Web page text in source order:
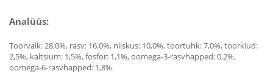
Analüüs:
Toorvalk: 28,0%, rasv: 16,0%, niiskus: 10,0%, toortuhk: 7,0%, toorkiud:
2,5%, kaltsium: 1,5%, fosfor: 1,1%, oomega-3-rasvhapped: 0,2%,
oomega-6-rasvhapped: 1,8%.